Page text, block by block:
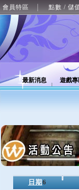
會員特區 點數 / 儲
最新消息 遊戲
日期 6